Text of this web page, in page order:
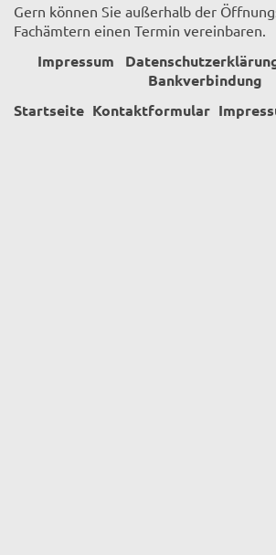
Gern können Sie außerhalb der
Fachämtern einen Termin vereinbaren.
Impressum
Bankverbindung
Startseite Kontaktformular